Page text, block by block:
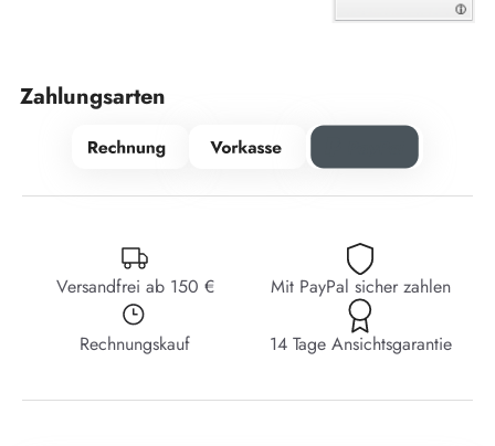
Zahlungsarten
Versandfrei ab 150 € Mit PayPal sicher zahlen
Rechnungskauf 14 Tage Ansichtsgarantie